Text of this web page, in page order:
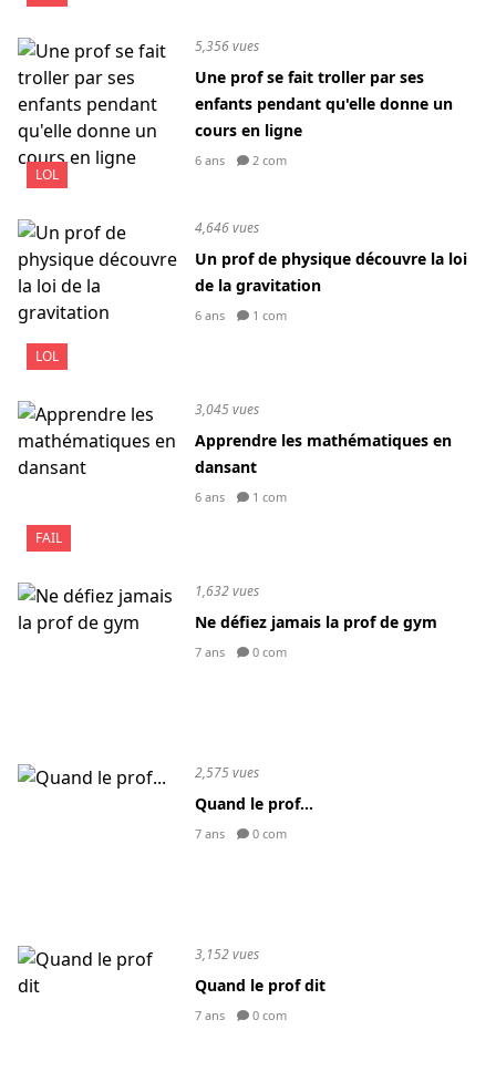
LOL
5,356 vues
Une prof se fait troller par ses
enfants pendant qu'elle donne un
cours en ligne
6 ans 2 com
LOL
4,646 vues
Un prof de physique découvre la loi
de la gravitation
6 ans 1 com
FAIL
3,045 vues
Apprendre les mathématiques en
dansant
6 ans 1 com
1,632 vues
Ne défiez jamais la prof de gym
7 ans 0 com
2,575 vues
Quand le prof...
7 ans 0 com
3,152 vues
Quand le prof dit
7 ans 0 com